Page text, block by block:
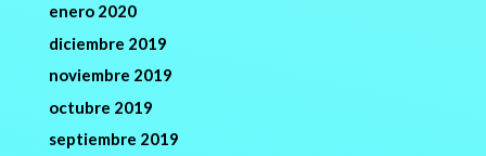
enero 2020
diciembre 2019
noviembre 2019
octubre 2019
septiembre 2019